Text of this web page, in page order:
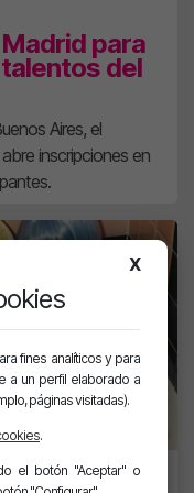
para
del
Aires, el
inscripciones en
X
fines analíticos y para
a un perfil elaborado a
páginas visitadas).
.
el botón "Aceptar" o